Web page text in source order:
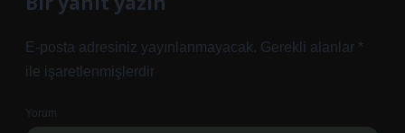
E-posta adresiniz yayınlanmayacak. Gerekli alanlar *
ile işaretlenmişlerdir
Yorum